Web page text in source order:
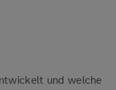
und welche